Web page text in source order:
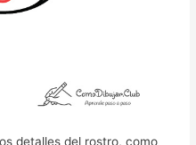
detalles del rostro, como